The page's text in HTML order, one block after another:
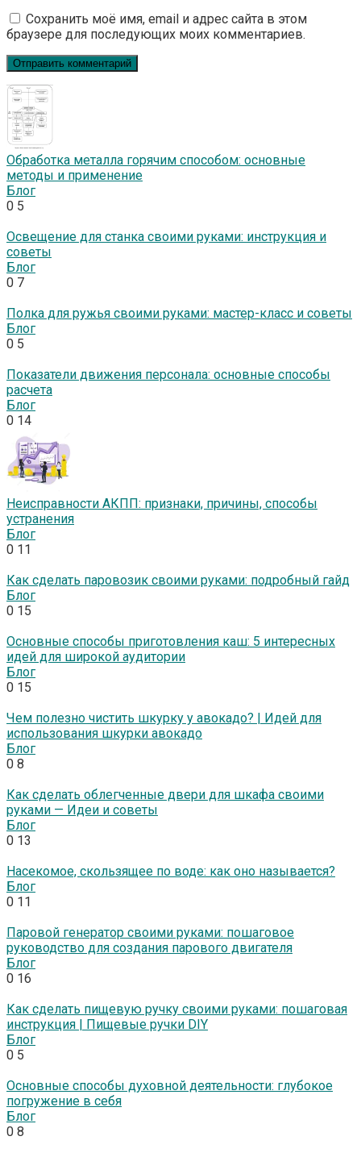
Сохранить моё имя, email и адрес сайта в этом
браузере для последующих моих комментариев.
Обработка металла горячим способом: основные
методы и применение
Блог
0 5
Освещение для станка своими руками: инструкция и
советы
Блог
0 7
Полка для ружья своими руками: мастер-класс и советы
Блог
0 5
Показатели движения персонала: основные способы
расчета
Блог
0 14
Неисправности АКПП: признаки, причины, способы
устранения
Блог
0 11
Как сделать паровозик своими руками: подробный гайд
Блог
0 15
Основные способы приготовления каш: 5 интересных
идей для широкой аудитории
Блог
0 15
Чем полезно чистить шкурку у авокадо? | Идей для
использования шкурки авокадо
Блог
0 8
Как сделать облегченные двери для шкафа своими
руками — Идеи и советы
Блог
0 13
Насекомое, скользящее по воде: как оно называется?
Блог
0 11
Паровой генератор своими руками: пошаговое
руководство для создания парового двигателя
Блог
0 16
Как сделать пищевую ручку своими руками: пошаговая
инструкция | Пищевые ручки DIY
Блог
0 5
Основные способы духовной деятельности: глубокое
погружение в себя
Блог
0 8